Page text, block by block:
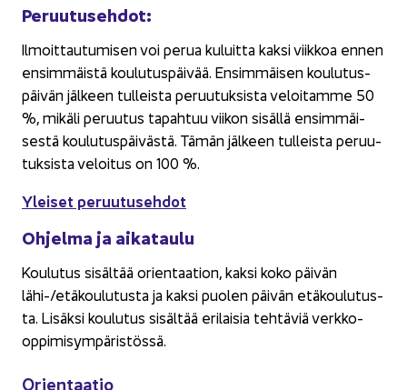
Pe­ruu­tuseh­dot:
Il­moit­tau­tu­mi­sen voi perua ku­luit­ta kaksi viik­koa ennen
en­sim­mäis­tä kou­lu­tus­päi­vää. En­sim­mäi­sen kou­lu­tus­
päi­vän jäl­keen tul­leis­ta pe­ruu­tuk­sis­ta ve­loi­tam­me 50
%, mi­kä­li pe­ruu­tus ta­pah­tuu vii­kon si­säl­lä en­sim­mäi­
ses­tä kou­lu­tus­päi­väs­tä. Tämän jäl­keen tul­leis­ta pe­ruu­
tuk­sis­ta ve­loi­tus on 100 %.
Ylei­set pe­ruu­tuseh­dot
Oh­jel­ma ja ai­ka­tau­lu
Kou­lu­tus si­säl­tää orien­taa­tion, kaksi koko päi­vän
lähi-/etä­kou­lu­tus­ta ja kaksi puo­len päi­vän etä­kou­lu­tus­
ta. Li­säk­si kou­lu­tus si­säl­tää eri­lai­sia teh­tä­viä verkko-​
oppimisympäristössä.
Orien­taa­tio